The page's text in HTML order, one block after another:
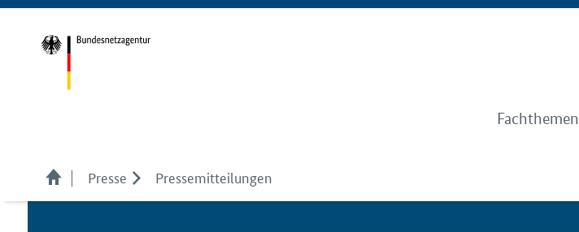
Fachthemen
Presse Pressemitteilungen